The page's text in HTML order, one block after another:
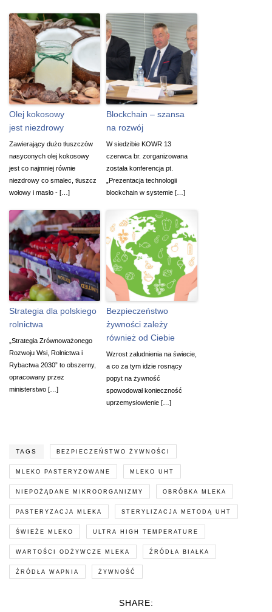
Olej kokosowy
jest niezdrowy
Zawierający dużo tłuszczów
nasyconych olej kokosowy
jest co najmniej równie
niezdrowy co smalec, tłuszcz
wołowy i masło - […]
Blockchain – szansa
na rozwój
W siedzibie KOWR 13
czerwca br. zorganizowana
została konferencja pt.
„Prezentacja technologii
blockchain w systemie […]
Strategia dla polskiego
rolnictwa
„Strategia Zrównoważonego
Rozwoju Wsi, Rolnictwa i
Rybactwa 2030” to obszerny,
opracowany przez
ministerstwo […]
Bezpieczeństwo
żywności zależy
również od Ciebie
Wzrost zaludnienia na świecie,
a co za tym idzie rosnący
popyt na żywność
spowodował konieczność
uprzemysłowienie […]
TAGS BEZPIECZEŃSTWO ŻYWNOŚCI
MLEKO PASTERYZOWANE MLEKO UHT
NIEPOŻĄDANE MIKROORGANIZMY OBRÓBKA MLEKA
PASTERYZACJA MLEKA STERYLIZACJA METODĄ UHT
ŚWIEŻE MLEKO ULTRA HIGH TEMPERATURE
WARTOŚCI ODŻYWCZE MLEKA ŹRÓDŁA BIAŁKA
ŹRÓDŁA WAPNIA ŻYWNOŚĆ
SHARE: